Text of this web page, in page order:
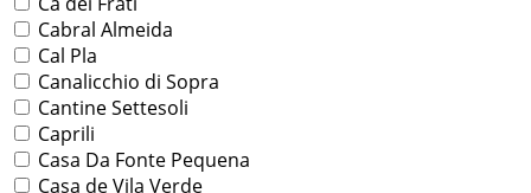
Cabral Almeida
Cal Pla
Canalicchio di Sopra
Cantine Settesoli
Caprili
Casa Da Fonte Pequena
Casa de Vila Verde